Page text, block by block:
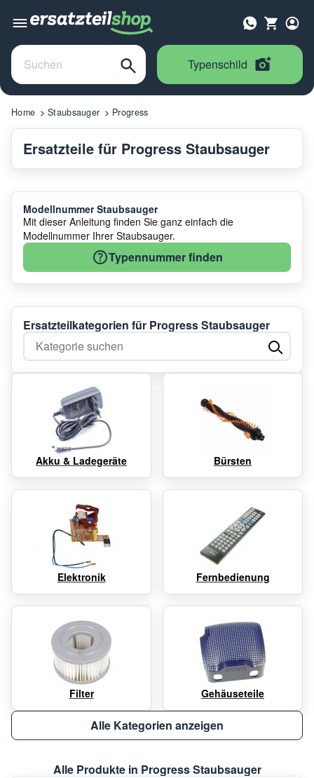
Typenschild
Home Staubsauger Progress
Ersatzteile für Progress Staubsauger
Modellnummer Staubsauger
Mit dieser Anleitung finden Sie ganz einfach die
Modellnummer Ihrer Staubsauger.
Typennummer finden
Ersatzteilkategorien für Progress Staubsauger
Kategorie suchen
Akku & Ladegeräte Bürsten
Elektronik Fernbedienung
Filter Gehäuseteile
Alle Kategorien anzeigen
Alle Produkte in Progress Staubsauger